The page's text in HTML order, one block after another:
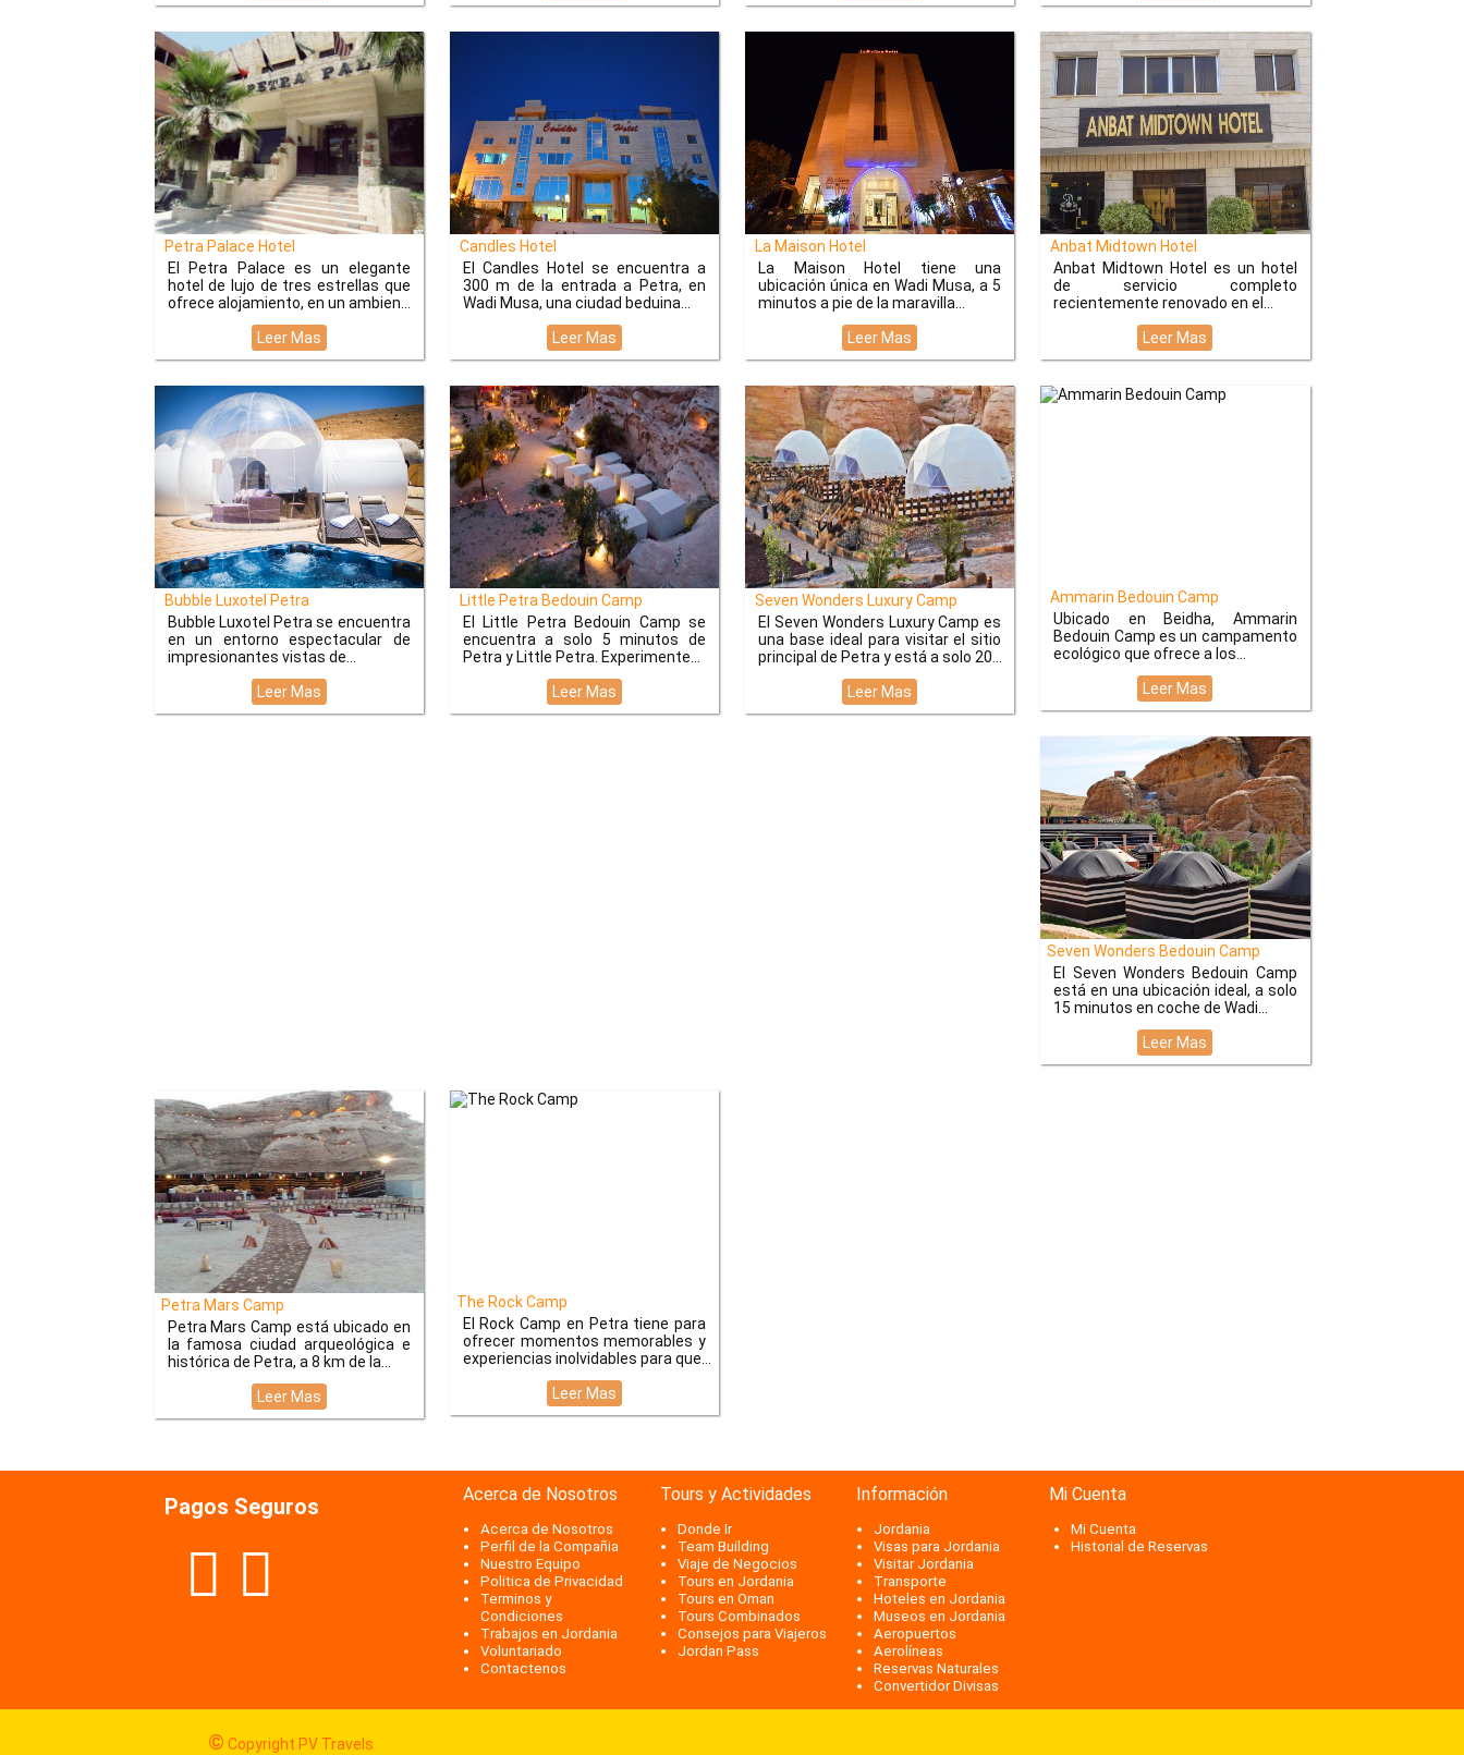
Petra Palace Hotel
El Petra Palace es un elegante
hotel de lujo de tres estrellas que
ofrece alojamiento, en un ambien...
Leer Mas
Candles Hotel
El Candles Hotel se encuentra a
300 m de la entrada a Petra, en
Wadi Musa, una ciudad beduina...
Leer Mas
La Maison Hotel
La Maison Hotel tiene una
ubicación única en Wadi Musa, a 5
minutos a pie de la maravilla
Leer Mas
Anbat Midtown Hotel
Anbat Midtown Hotel es un hotel
de servicio completo
recientemente renovado en el
Leer Mas
Bubble Luxotel Petra
Bubble Luxotel Petra se encuentra
en un entorno espectacular de
impresionantes vistas de...
Leer Mas
Little Petra Bedouin Camp
El Little Petra Bedouin Camp se
encuentra a solo 5 minutos de
Petra y Little Petra. Experimente
Leer Mas
Seven Wonders Luxury Camp
El Seven Wonders Luxury Camp es
una base ideal para visitar el sitio
principal de Petra y está a solo 20
Leer Mas
Ammarin Bedouin Camp
Ubicado en Beidha, Ammarin
Bedouin Camp es un campamento
ecológico que ofrece a los
Leer Mas
Seven Wonders Bedouin Camp
El Seven Wonders Bedouin Camp
está en una ubicación ideal, a solo
15 minutos en coche de Wadi
Leer Mas
Petra Mars Camp
Petra Mars Camp está ubicado en
la famosa ciudad arqueológica e
histórica de Petra, a 8 km de la
Leer Mas
The Rock Camp
El Rock Camp en Petra tiene para
ofrecer momentos memorables y
experiencias inolvidables para que
Leer Mas
Pagos Seguros Acerca de Nosotros
Acerca de Nosotros
Perfil de la Compañia
Nuestro Equipo
Politica de Privacidad
Terminos y
Condiciones
Trabajos en Jordania
Voluntariado
Contactenos
Tours y Actividades
Donde Ir
Team Building
Viaje de Negocios
Tours en Jordania
Tours en Oman
Tours Combinados
Consejos para Viajeros
Jordan Pass
Información
Jordania
Visas para Jordania
Visitar Jordania
Transporte
Hoteles en Jordania
Museos en Jordania
Aeropuertos
Aerolíneas
Reservas Naturales
Convertidor Divisas
Mi Cuenta
Mi Cuenta
Historial de Reservas
© Copyright PV Travels